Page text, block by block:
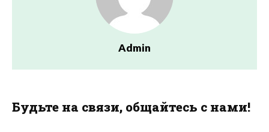
Admin
Будьте на связи, общайтесь с нами!